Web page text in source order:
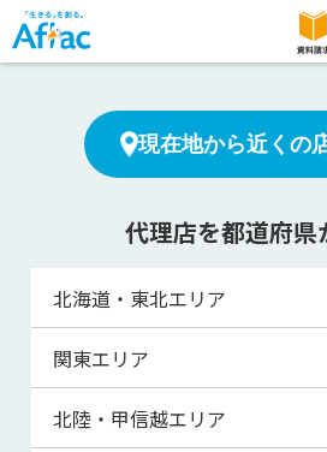
現在地から近くの
代理店を都道府県
北海道・東北エリア
北海道
青森県
関東エリア
東京都
北陸・甲信越エリア